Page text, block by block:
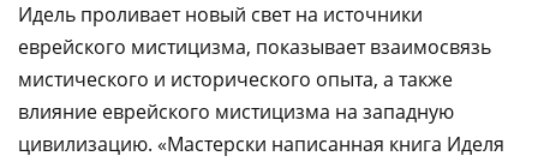
Идель проливает новый свет на источники
еврейского мистицизма, показывает взаимосвязь
мистического и исторического опыта, а также
влияние еврейского мистицизма на западную
цивилизацию. «Мастерски написанная книга Иделя